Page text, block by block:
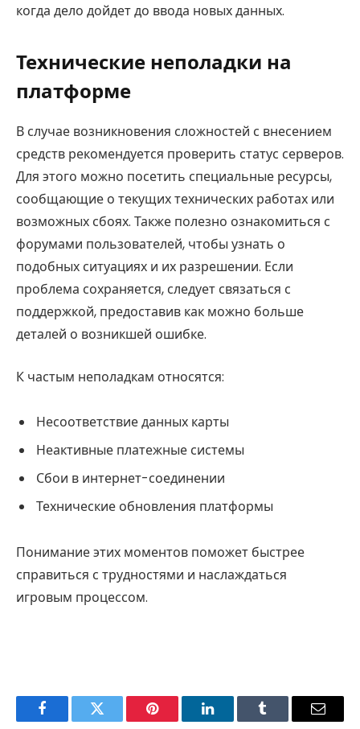
когда дело дойдет до ввода новых данных.
Технические неполадки на
платформе
В случае возникновения сложностей с внесением
средств рекомендуется проверить статус серверов.
Для этого можно посетить специальные ресурсы,
сообщающие о текущих технических работах или
возможных сбоях. Также полезно ознакомиться с
форумами пользователей, чтобы узнать о
подобных ситуациях и их разрешении. Если
проблема сохраняется, следует связаться с
поддержкой, предоставив как можно больше
деталей о возникшей ошибке.
К частым неполадкам относятся:
Несоответствие данных карты
Неактивные платежные системы
Сбои в интернет-соединении
Технические обновления платформы
Понимание этих моментов поможет быстрее
справиться с трудностями и наслаждаться
игровым процессом.
FacebookTwitter Pinterest LinkedInTumblr Email